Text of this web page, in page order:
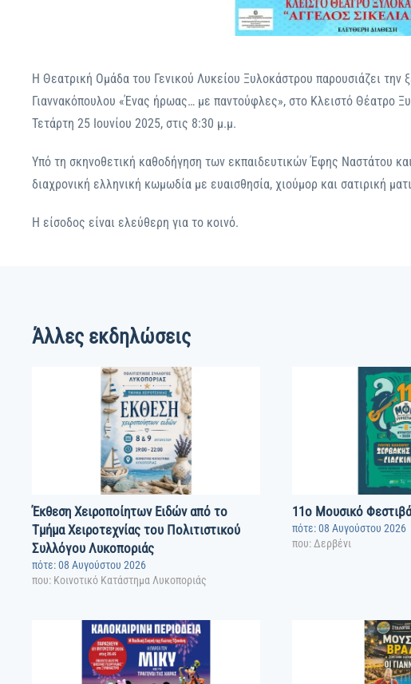
Η Θεατρική Ομάδα του Γενικού Λυκείου Ξυλοκάστρου παρουσιάζει την
Γιαννακόπουλου «Ένας ήρωας… με παντούφλες», στο Κλειστό Θέατρο
Τετάρτη 25 Ιουνίου 2025, στις 8:30 μ.μ.
Υπό τη σκηνοθετική καθοδήγηση των εκπαιδευτικών Έφης Ναστάτου
διαχρονική ελληνική κωμωδία με ευαισθησία, χιούμορ και σατιρική
Η είσοδος είναι ελεύθερη για το κοινό.
Άλλες εκδηλώσεις
Έκθεση Χειροποίητων Ειδών από το
Τμήμα Χειροτεχνίας του Πολιτιστικού
Συλλόγου Λυκοποριάς
πότε: 08 Αυγούστου 2026
που: Κοινοτικό Κατάστημα Λυκοποριάς
11o Μουσικό
πότε: 08 Αυγούστου 2026
που: Δερβένι